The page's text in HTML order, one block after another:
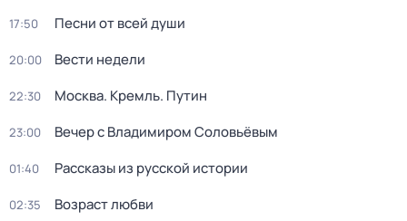
17:50 Песни от всей души
20:00 Вести недели
22:30 Москва. Кремль. Путин
23:00 Вечер с Владимиром Соловьёвым
01:40 Рассказы из русской истории
02:35 Возраст любви